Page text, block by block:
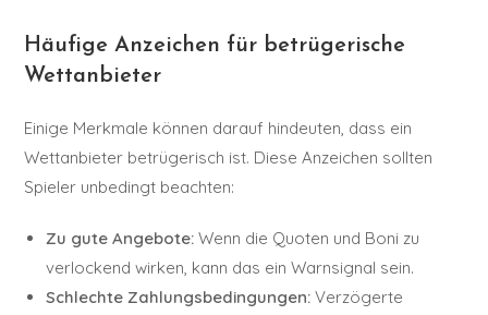
Häufige Anzeichen für betrügerische
Wettanbieter
Einige Merkmale können darauf hindeuten, dass ein
Wettanbieter betrügerisch ist. Diese Anzeichen sollten
Spieler unbedingt beachten:
Zu gute Angebote: Wenn die Quoten und Boni zu
verlockend wirken, kann das ein Warnsignal sein.
Schlechte Zahlungsbedingungen: Verzögerte